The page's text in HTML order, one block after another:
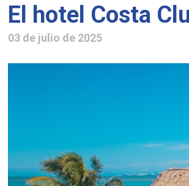
El hotel Costa
03 de julio de 2025